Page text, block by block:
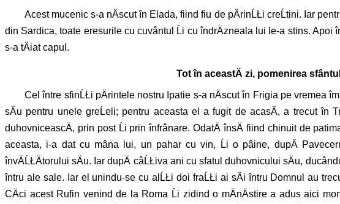
Acest mucenic s-a nÄscut în Elada, fiind fiu de pÄrinĹŁi creĹtini. Iar
din Sardica, toate eresurile cu cuvântul Ĺi cu îndrÄzneala lui le-a stins. Apoi
s-a tÄiat capul.
Tot în aceastÄ zi, pomenirea
Cel între sfinĹŁi pÄrintele nostru Ipatie s-a nÄscut în Frigia pe vremea
sÄu pentru unele greĹeli; pentru aceasta el a fugit de acasÄ, a trecut în
duhovniceascÄ, prin post Ĺi prin înfrânare. OdatÄ însÄ fiind chinuit de
aceasta, i-a dat cu mâna lui, un pahar cu vin, Ĺi o pâine, dupÄ
învÄĹŁÄtorului sÄu. Iar dupÄ câĹŁiva ani cu sfatul duhovnicului sÄu,
întru ale sale. Iar el unindu-se cu alĹŁi doi fraĹŁi ai sÄi întru Domnul au
CÄci acest Rufin venind de la Roma Ĺi zidind o mÄnÄstire a adus aici